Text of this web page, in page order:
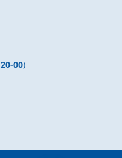
20-00)